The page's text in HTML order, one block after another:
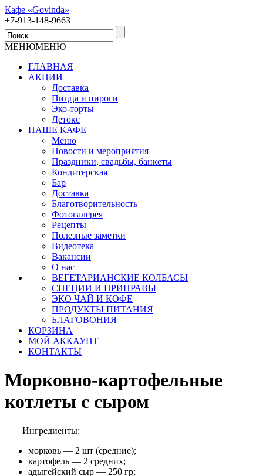
Кафе «Govinda»
+7-913-148-9663
МЕНЮМЕНЮ
ГЛАВНАЯ
АКЦИИ
Доставка
Пицца и пироги
Эко-торты
Детокс
НАШЕ КАФЕ
Меню
Новости и мероприятия
Праздники, свадьбы, банкеты
Кондитерская
Бар
Доставка
Благотворительность
Фотогалерея
Рецепты
Полезные заметки
Видеотека
Вакансии
О нас
ВЕГЕТАРИАНСКИЕ КОЛБАСЫ
СПЕЦИИ И ПРИПРАВЫ
ЭКО ЧАЙ И КОФЕ
ПРОДУКТЫ ПИТАНИЯ
БЛАГОВОНИЯ
КОРЗИНА
МОЙ АККАУНТ
КОНТАКТЫ
Морковно-картофельные
котлеты с сыром
Ингредиенты:
морковь — 2 шт (средние);
картофель — 2 средних;
адыгейский сыр — 250 гр;